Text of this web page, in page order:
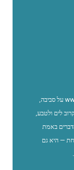
שמי איתי ברק, ואני כותב ב-www.seasonet.co.il על סביבה,
לים ולטבע,
באמת
— היא גם